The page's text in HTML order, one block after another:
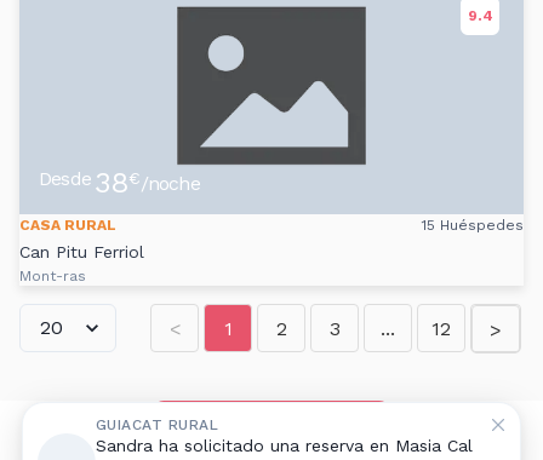
9.4
Desde 38€/noche
CASA RURAL 15 Huéspedes
Can Pitu Ferriol
Mont-ras
< 1 2 3 ... 12 >
Añadir alojamiento rural
GUIACAT RURAL
Sandra ha solicitado una reserva en Masia Cal